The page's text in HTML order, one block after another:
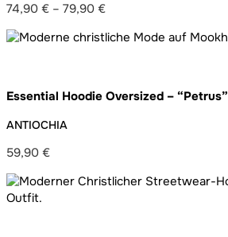
74,90 € – 79,90 €
74,90 €
Essential Hoodie Oversized – “Petrus”
ANTIOCHIA
59,90 €